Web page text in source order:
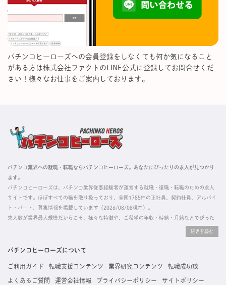
パチンコヒーローズへの会員登録をしなくても何か気になること
がある方は株式会社ファクトのLINE公式に登録してお問合せくだ
さい！様々なお仕事をご案内しております。
パチンコ業界への就職・転職ならパチンコヒーローズ。あなたにぴったりの求人が見つかり
ます。
パチンコヒーローズは、パチンコ業界従事経験者が運営する就職・復職・転職のための求人
サイトです。ほぼすべての職を取り扱っており、全国1785件の正社員、契約社員、アルバイ
ト・パート、募集情報を掲載しています（2026/08/08現在）。
求人数が業界最大規模だからこそ、様々な特徴や、ご希望の年収・時給・月給などでぴった
掲載している求人は、すべて契約法人様から寄せられた正規の求人情報です。応募いただい
た内容はすぐに直接事業所に届くためスムーズに転職・復職できます。
パチンコヒーローズについて
ご利用ガイド 転職支援コンテンツ 業界研究コンテンツ 転職成功談
よくあるご質問 運営会社情報 プライバシーポリシー サイトポリシー